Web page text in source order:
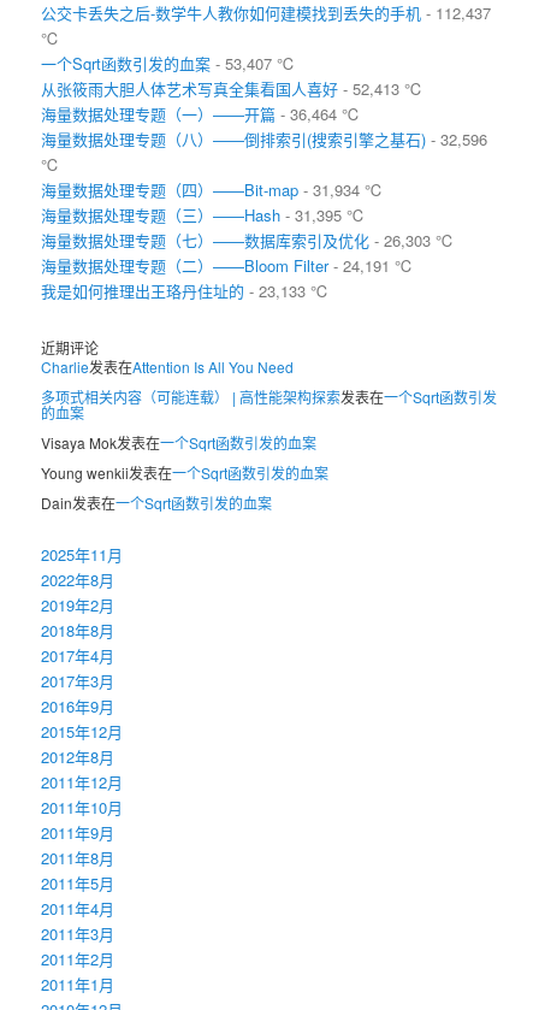
公交卡丢失之后-数学牛人教你如何建模找到丢失的手机 - 112,437
℃
一个Sqrt函数引发的血案 - 53,407 ℃
从张筱雨大胆人体艺术写真全集看国人喜好 - 52,413 ℃
海量数据处理专题（一）——开篇 - 36,464 ℃
海量数据处理专题（八）——倒排索引(搜索引擎之基石) - 32,596
℃
海量数据处理专题（四）——Bit-map - 31,934 ℃
海量数据处理专题（三）——Hash - 31,395 ℃
海量数据处理专题（七）——数据库索引及优化 - 26,303 ℃
海量数据处理专题（二）——Bloom Filter- 24,191 ℃
我是如何推理出王珞丹住址的 - 23,133 ℃
近期评论
Charlie发表在Attention Is All You Need
多项式相关内容（可能连载） | 高性能架构探索发表在一个Sqrt函数引发
的血案
Visaya Mok发表在一个Sqrt函数引发的血案
Young wenkii发表在一个Sqrt函数引发的血案
Dain发表在一个Sqrt函数引发的血案
2025年11月
2022年8月
2019年2月
2018年8月
2017年4月
2017年3月
2016年9月
2015年12月
2012年8月
2011年12月
2011年10月
2011年9月
2011年8月
2011年5月
2011年4月
2011年3月
2011年2月
2011年1月